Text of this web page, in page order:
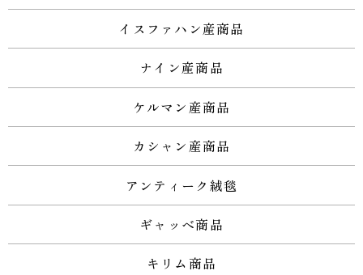
イスファハン産商品
ナイン産商品
ケルマン産商品
カシャン産商品
アンティーク絨毯
ギャッベ商品
キリム商品